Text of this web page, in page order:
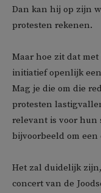
Dan kan hij op zijn
protesten rekenen.
Maar hoe zit dat met
initiatief openlijk
Mag je die om die
protesten
relevant is voor hun
bijvoorbeeld om
Het zal duidelijk
concert van de